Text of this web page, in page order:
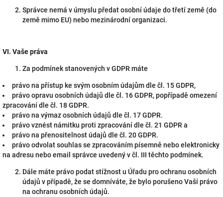
Správce nemá v úmyslu předat osobní údaje do třetí země (do
země mimo EU) nebo mezinárodní organizaci.
VI. Vaše práva
Za podmínek stanovených v GDPR máte
právo na přístup ke svým osobním údajům dle čl. 15 GDPR,
právo opravu osobních údajů dle čl. 16 GDPR, popřípadě omezení
zpracování dle čl. 18 GDPR.
právo na výmaz osobních údajů dle čl. 17 GDPR.
právo vznést námitku proti zpracování dle čl. 21 GDPR a
právo na přenositelnost údajů dle čl. 20 GDPR.
právo odvolat souhlas se zpracováním písemně nebo elektronicky
na adresu nebo email správce uvedený v čl. III těchto podmínek.
Dále máte právo podat stížnost u Úřadu pro ochranu osobních
údajů v případě, že se domníváte, že bylo porušeno Vaší právo
na ochranu osobních údajů.